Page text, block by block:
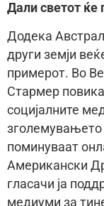
Дали светот ќе
Додека
други земји
примерот. Во
Стармер
социјалните
поминуваат
Американски
гласачи ја
медиуми за